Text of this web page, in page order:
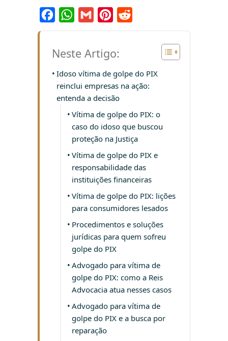
FacebookWhatsApp
GmailPinterest
Reddit
Neste Artigo:
Idoso vítima de golpe do PIX
reinclui empresas na ação:
entenda a decisão
Vítima de golpe do PIX: o
caso do idoso que buscou
proteção na Justiça
Vítima de golpe do PIX e
responsabilidade das
instituições financeiras
Vítima de golpe do PIX: lições
para consumidores lesados
Procedimentos e soluções
jurídicas para quem sofreu
golpe do PIX
Advogado para vítima de
golpe do PIX: como a Reis
Advocacia atua nesses casos
Advogado para vítima de
golpe do PIX e a busca por
reparação